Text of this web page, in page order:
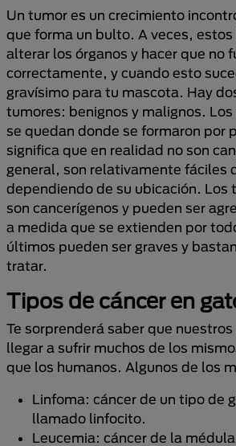
Un tumor es un crecimiento
que forma un bulto. A veces,
alterar los órganos y hacer que no
correctamente, y cuando esto
gravísimo para tu mascota. Hay
tumores: benignos y malignos.
se quedan donde se formaron por
significa que en realidad no son
general, son relativamente fáciles
dependiendo de su ubicación. Los
son cancerígenos y pueden ser
a medida que se extienden por
últimos pueden ser graves y
tratar.
Tipos de cáncer en
Te sorprenderá saber que
llegar a sufrir muchos de los
que los humanos. Algunos de los
Linfoma: cáncer de un tipo de
llamado linfocito.
Leucemia: cáncer de la